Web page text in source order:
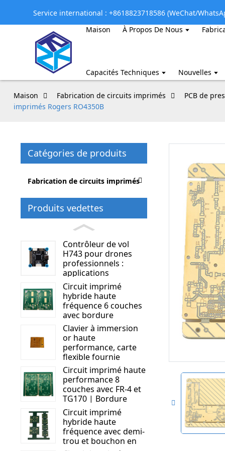
Service international : +8618823718586 (WeChat/
Maison
À Propos De Nous
Capacités Techniques Nouvelles
Maison Fabrication de circuits imprimés PCB de
imprimés Rogers RO4350B
Catégories de produits
Fabrication de circuits imprimés
Produits vedettes
Contrôleur de vol
H743 pour drones
professionnels :
applications
d’inspection, de
sécurité et de gestion
du trafic.
Circuit imprimé
hybride haute
fréquence 6 couches
avec bordure
métallique | Rogers
RO4350B + S1000 - 2M
| Circuit imprimé
haute performance
Clavier à immersion
or haute
performance, carte
flexible fournie
Circuit imprimé haute
performance 8
couches avec FR-4 et
TG170 | Bordure
métallique et trous
pour bouchons de
masque de soudure |
Solution de circuit
avancée
Circuit imprimé
hybride haute
fréquence avec demi-
trou et bouchon en